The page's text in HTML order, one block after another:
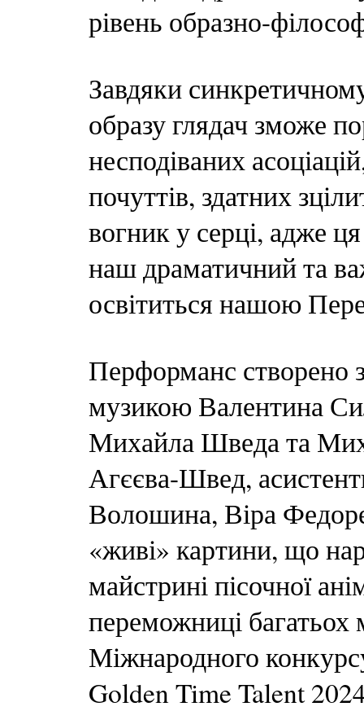
рівень образно-
Завдяки
образу глядач зможе
несподіваних
почуттів, здатних
вогник у серці, адже
наш драматичний та
освітиться нашою
Перформанс створено
музикою Валентина
Михайла Шведа та
Агєєва-Швед,
Волошина, Віра
«живі» картини, що
майстрині пісочної
переможниці багатьох
Міжнародного
Golden Time Talent